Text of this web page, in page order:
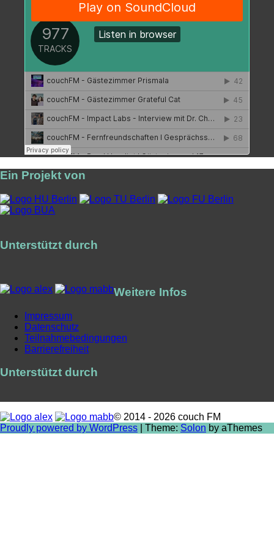
Ein Projekt von
Unterstützt durch
Weitere Infos
Impressum
Datenschutz
Teilnahmebedingungen
Barrierefreiheit
Unterstützt durch
© 2014 - 2026 couch FM
Proudly powered by WordPress
Theme: Solon by aThemes